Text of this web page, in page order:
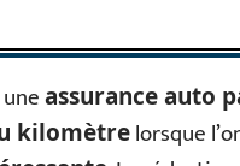
assurance auto
kilomètrelorsque